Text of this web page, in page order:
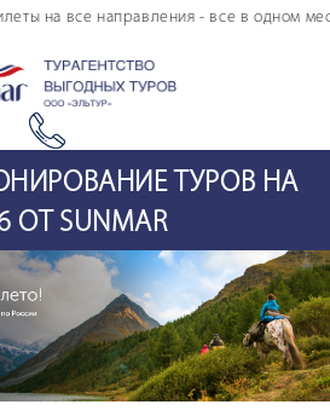
на все направления - все в одном месте!
Поиск тура
Проживание
авиабилеты
страхование
Онлайн оплата
Туры в кредит
ТУРОВ НА
ОТ SUNMAR